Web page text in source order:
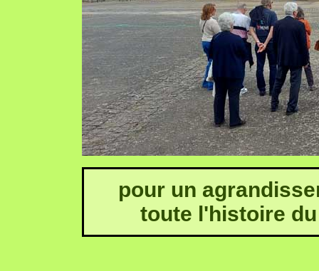
pour un
toute l'histoire